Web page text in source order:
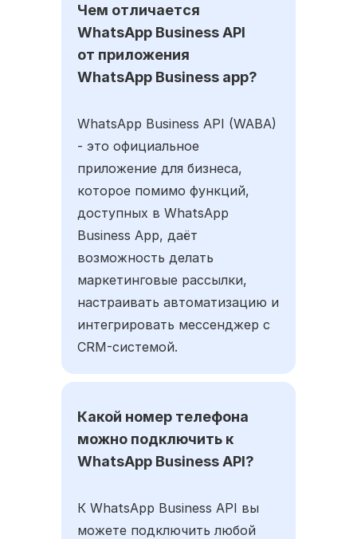
Чем отличается
WhatsApp Business API
от приложения
WhatsApp Business app?
WhatsApp Business API (WABA)
- это официальное
приложение для бизнеса,
которое помимо функций,
доступных в WhatsApp
Business App, даёт
возможность делать
маркетинговые рассылки,
настраивать автоматизацию и
интегрировать мессенджер с
CRM-системой.
Какой номер телефона
можно подключить к
WhatsApp Business API?
К WhatsApp Business API вы
можете подключить любой